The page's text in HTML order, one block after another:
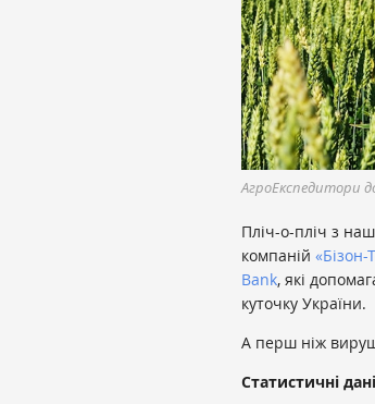
АгроЕкспедитори
Пліч-о-пліч з
компаній «Бізон-
Bank, які
куточку України.
А перш ніж
Статистичні